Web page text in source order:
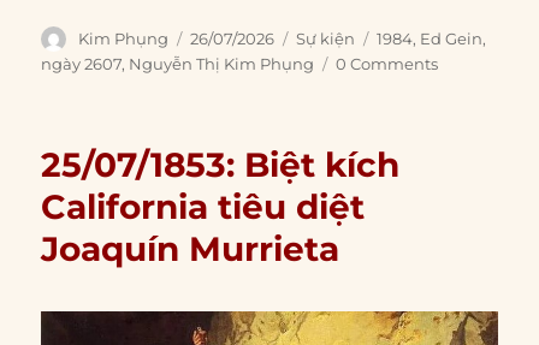
Author
Kim Phụng
Posted
on
26/07/2026 Categories
Sự kiện Tags
1984, Ed Gein,
ngày 2607, Nguyễn Thị Kim Phụng 0 Comments
25/07/1853: Biệt kích
California tiêu diệt
Joaquín Murrieta